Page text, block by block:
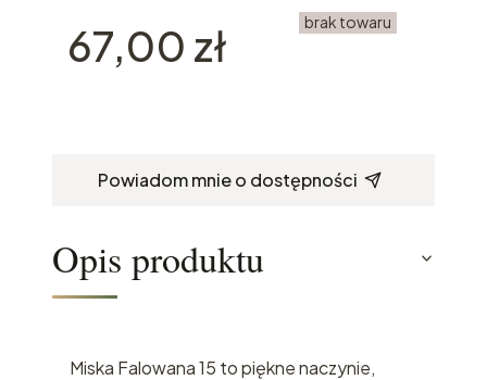
Cena
67,00 zł brak towaru
Powiadom mnie o dostępności
Opis produktu
Miska Falowana 15 to piękne naczynie,